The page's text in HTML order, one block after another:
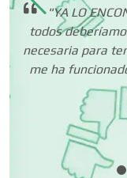
Centros
Cibercafés
"YA LO
todos
necesaria para
me ha